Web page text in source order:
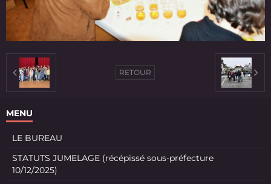
RETOUR
MENU
LE BUREAU
STATUTS JUMELAGE (récépissé sous-préfecture
10/12/2025)